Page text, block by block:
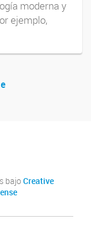
moderna y
ejemplo,
bajo Creative